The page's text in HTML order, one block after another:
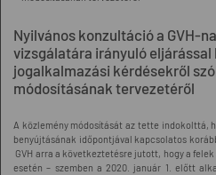
Nyilvános konzultáció a GVH-
vizsgálatára irányuló
jogalkalmazási kérdésekről
módosításának tervezetéről
A közlemény módosítását az tette indokolttá,
benyújtásának időpontjával kapcsolatos
GVH arra a következtetésre jutott, hogy a
esetén – szemben a 2020. január 1. előtt